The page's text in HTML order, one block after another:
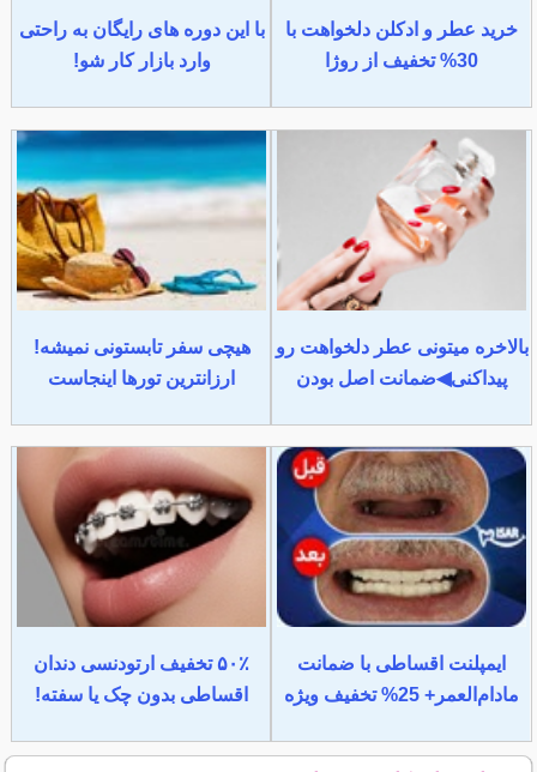
خرید عطر و ادکلن دلخواهت با
30% تخفیف از روژا
با این دوره های رایگان به راحتی
وارد بازار کار شو!
بالاخره میتونی عطر دلخواهت رو
پیداکنی◀ضمانت اصل بودن
هیچی سفر تابستونی نمیشه!
ارزانترین تورها اینجاست
ایمپلنت اقساطی با ضمانت
مادام‌العمر+ 25% تخفیف ویژه
۵۰٪ تخفیف ارتودنسی دندان
اقساطی بدون چک یا سفته!